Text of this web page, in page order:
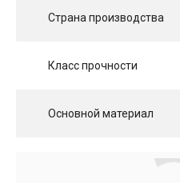
Страна производства
Класс прочности
Основной материал